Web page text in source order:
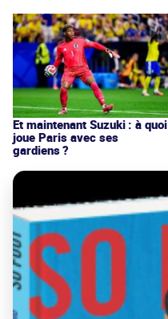
Et maintenant Suzuki : à quoi
joue Paris avec ses
gardiens ?